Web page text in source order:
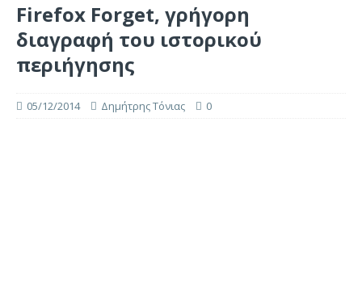
Firefox Forget, γρήγορη
διαγραφή του ιστορικού
περιήγησης
05/12/2014 Δημήτρης Τόνιας 0